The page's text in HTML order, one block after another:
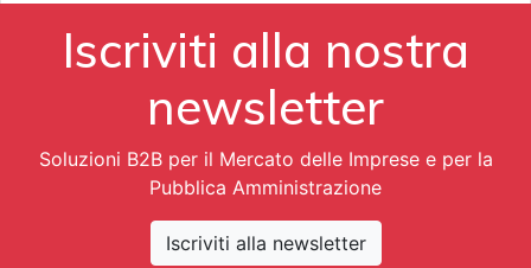
Iscriviti alla nostra
newsletter
Soluzioni B2B per il Mercato delle Imprese e per la
Pubblica Amministrazione
Iscriviti alla newsletter